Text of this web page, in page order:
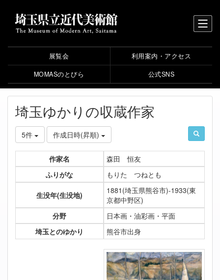
展覧会 利用案内・アクセス
MOMASのとびら 公式SNS
埼玉ゆかりの収蔵作家
5件 作成日時(昇順)
作家名
森田 恒友
ふりがな
もりた つねとも
生没年(生没地)
1881(埼玉県熊谷市)-1933(東
京都中野区)
分野
日本画・油彩画・平面
埼玉とのゆかり
熊谷市出身